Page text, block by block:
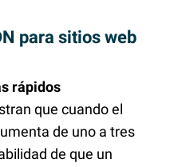
para sitios web
rápidos
que cuando el
de uno a tres
de que un